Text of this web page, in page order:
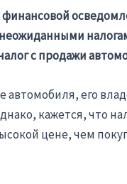
с продажи
автомобиля, его
кажется, что
цене, чем